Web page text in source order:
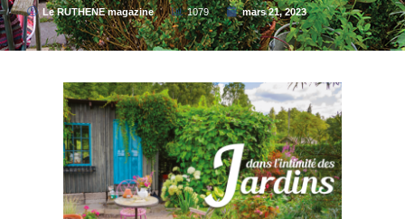
Le RUTHENE magazine 1079 mars 21, 2023